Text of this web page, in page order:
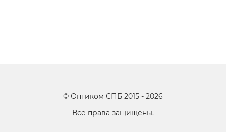
© Оптиком СПБ 2015 - 2026
Все права защищены.